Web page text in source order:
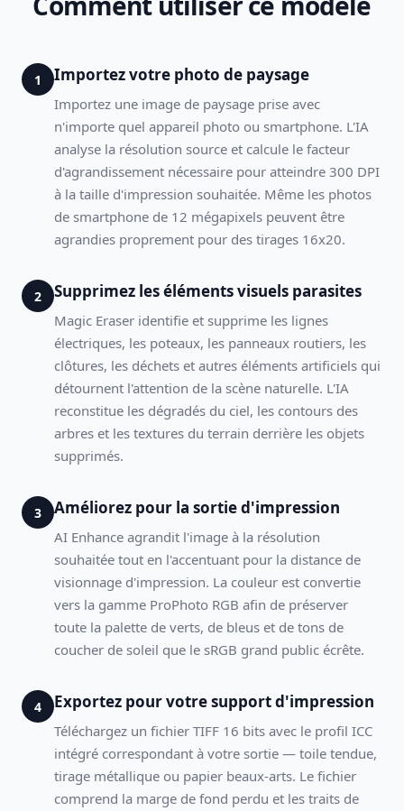
1 Importez votre photo de paysage
Importez une image de paysage prise avec
n'importe quel appareil photo ou smartphone. L'IA
analyse la résolution source et calcule le facteur
d'agrandissement nécessaire pour atteindre 300 DPI
à la taille d'impression souhaitée. Même les photos
de smartphone de 12 mégapixels peuvent être
agrandies proprement pour des tirages 16x20.
2 Supprimez les éléments visuels parasites
Magic Eraser identifie et supprime les lignes
électriques, les poteaux, les panneaux routiers, les
clôtures, les déchets et autres éléments artificiels qui
détournent l'attention de la scène naturelle. L'IA
reconstitue les dégradés du ciel, les contours des
arbres et les textures du terrain derrière les objets
supprimés.
3 Améliorez pour la sortie d'impression
AI Enhance agrandit l'image à la résolution
souhaitée tout en l'accentuant pour la distance de
visionnage d'impression. La couleur est convertie
vers la gamme ProPhoto RGB afin de préserver
toute la palette de verts, de bleus et de tons de
coucher de soleil que le sRGB grand public écrête.
4 Exportez pour votre support d'impression
Téléchargez un fichier TIFF 16 bits avec le profil ICC
intégré correspondant à votre sortie — toile tendue,
tirage métallique ou papier beaux-arts. Le fichier
comprend la marge de fond perdu et les traits de